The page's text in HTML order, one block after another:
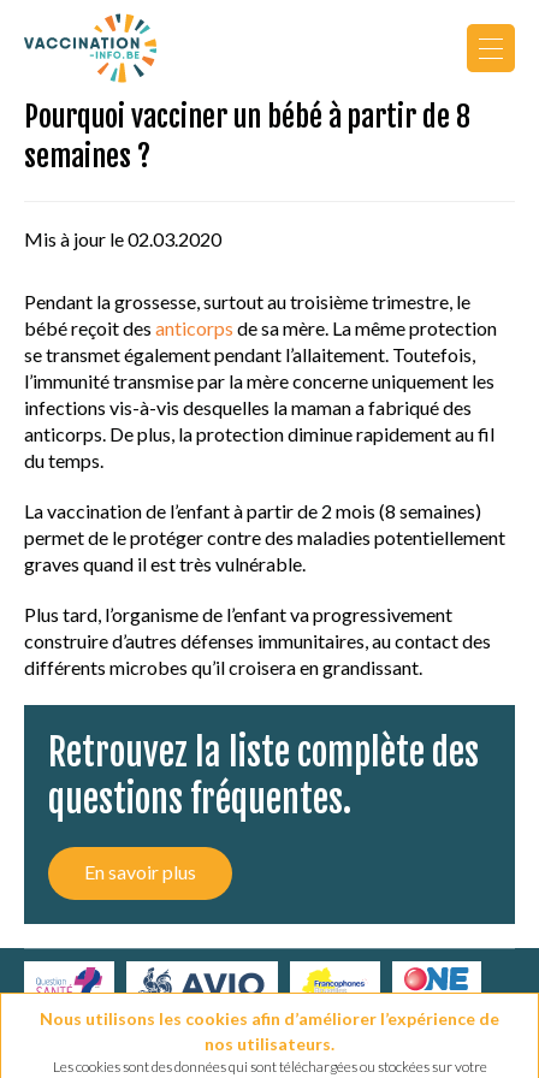
Actualités
Vers le site PRO
AU COURS DE LA VIE
PRINCIPES DE VACCINATION
VACCINATION EN PRATIQUE
MALADIES ET VACCINS
AUTRES RESSOURCES
QUESTIONS FRÉQUENTES
LEXIQUE
Pourquoi vacciner un bébé à partir de 8
semaines ?
Mis à jour le 02.03.2020
Pendant la grossesse, surtout au troisième trimestre, le
bébé reçoit des anticorps de sa mère. La même protection
se transmet également pendant l’allaitement. Toutefois,
l’immunité transmise par la mère concerne uniquement les
infections vis-à-vis desquelles la maman a fabriqué des
anticorps. De plus, la protection diminue rapidement au fil
du temps.
La vaccination de l’enfant à partir de 2 mois (8 semaines)
permet de le protéger contre des maladies potentiellement
graves quand il est très vulnérable.
Plus tard, l’organisme de l’enfant va progressivement
construire d’autres défenses immunitaires, au contact des
différents microbes qu’il croisera en grandissant.
Retrouvez la liste complète des
questions fréquentes.
En savoir plus
Nous utilisons les cookies afin d’améliorer l’expérience de
nos utilisateurs.
Les cookies sont des données qui sont téléchargées ou stockées sur votre